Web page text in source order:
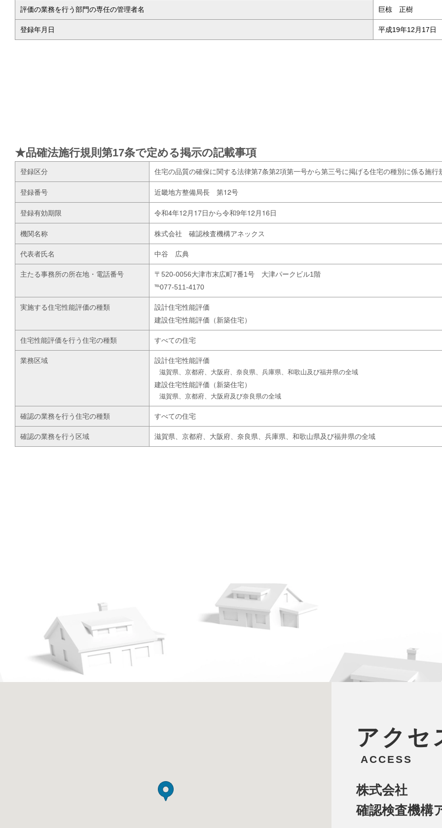
評価の業務を行う部門の専任の管理者名 巨椋 正樹
登録年月日 平成19年12月17日
★品確法施行規則第17条で定める掲示の記載事項
登録区分 住宅の品質の確保に関する法律第7条第2項第一号から第三号に掲げる住宅の種別に係る施
登録番号 近畿地方整備局長 第12号
登録有効期限 令和4年12月17日から令和9年12月16日
機関名称 株式会社 確認検査機構アネックス
代表者氏名 中谷 広典
主たる事務所の所在地・電話番号
〒520-0056大津市末広町7番1号 大津パークビル1階
℡077-511-4170
実施する住宅性能評価の種類
設計住宅性能評価
建設住宅性能評価（新築住宅）
住宅性能評価を行う住宅の種類 すべての住宅
業務区域 設計住宅性能評価
滋賀県、京都府、大阪府、奈良県、兵庫県、和歌山及び福井県の全域
建設住宅性能評価（新築住宅）
滋賀県、京都府、大阪府及び奈良県の全域
確認の業務を行う住宅の種類 すべての住宅
確認の業務を行う区域 滋賀県、京都府、大阪府、奈良県、兵庫県、和歌山県及び福井県の全域
アクセ
ACCESS
株式会社
確認検査機構